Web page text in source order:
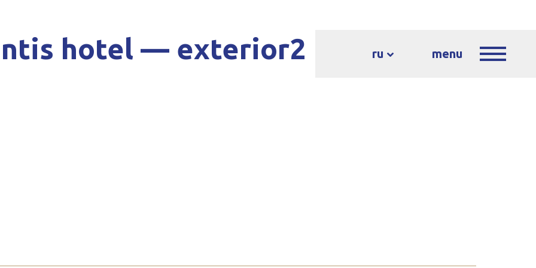
ru menu
hotel — exterior2